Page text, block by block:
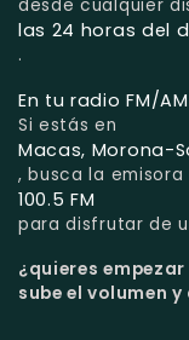
desde cualquier
las 24 horas del
.
En tu radio FM/
Si estás en
Macas, Morona-
, busca la
100.5 FM
para disfrutar de
¿quieres
sube el volumen